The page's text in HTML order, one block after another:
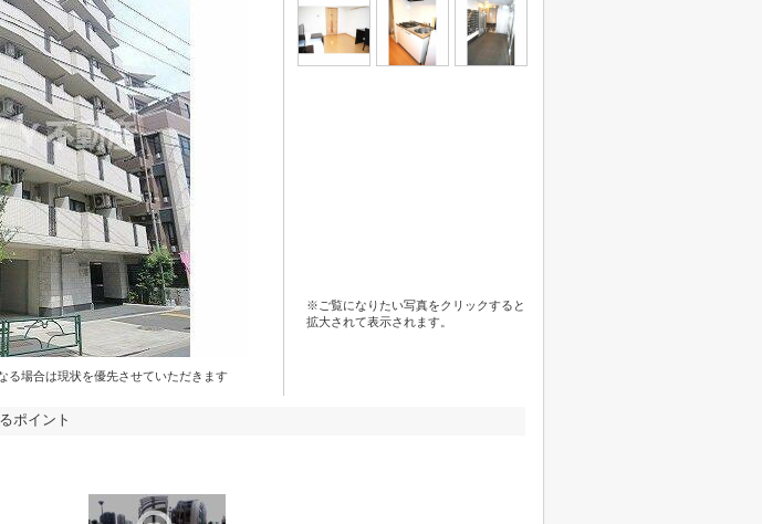
る場合は現状を優先させていただきます
※ご覧になりたい写真をクリックすると
拡大されて表示されます。
ポイント